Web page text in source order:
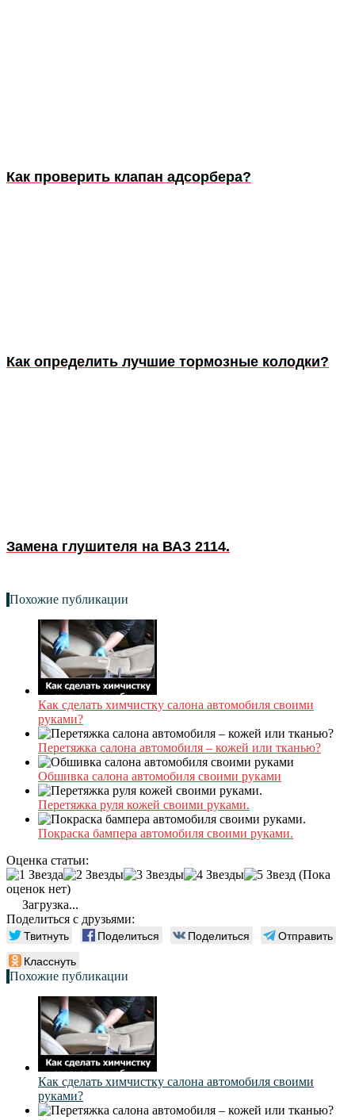
Как проверить клапан адсорбера?
Как определить лучшие тормозные колодки?
Замена глушителя на ВАЗ 2114.
Похожие публикации
Как сделать химчистку салона автомобиля своими
руками?
Перетяжка салона автомобиля – кожей или тканью?
Обшивка салона автомобиля своими руками
Перетяжка руля кожей своими руками.
Покраска бампера автомобиля своими руками.
Оценка статьи:
(Пока
оценок нет)
Загрузка...
Поделиться с друзьями:
Твитнуть Поделиться Поделиться
Отправить
Класснуть
Похожие публикации
Как сделать химчистку салона автомобиля своими
руками?